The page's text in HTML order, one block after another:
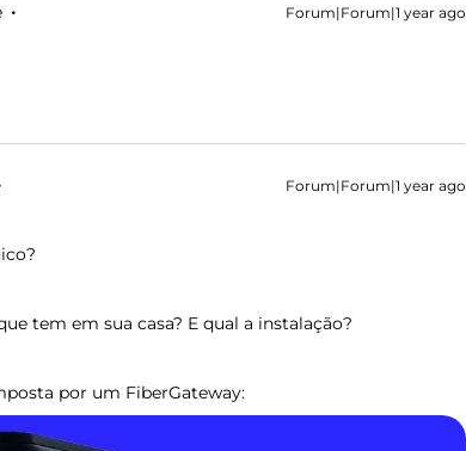
Forum|Forum|1 year ago
Forum|Forum|1 year ago
tem em sua casa? E qual a instalação?
por um FiberGateway: